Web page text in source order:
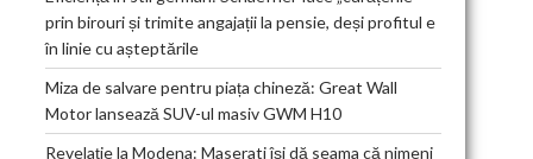
prin birouri și trimite angajații la pensie, deși profitul e
în linie cu așteptările
Miza de salvare pentru piața chineză: Great Wall
Motor lansează SUV-ul masiv GWM H10
Revelație la Modena: Maserati își dă seama că nimeni